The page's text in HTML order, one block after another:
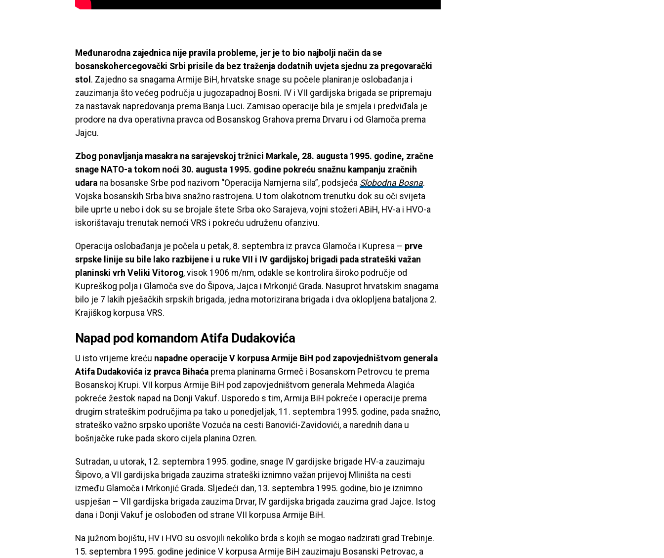
Međunarodna zajednica nije pravila probleme, jer je to bio najbolji način da se
bosanskohercegovački Srbi prisile da bez traženja dodatnih uvjeta sjednu za pregovarački
stol . Zajedno sa snagama Armije BiH, hrvatske snage su počele planiranje oslobađanja i
zauzimanja što većeg područja u jugozapadnoj Bosni. IV i VII gardijska brigada se pripremaju
za nastavak napredovanja prema Banja Luci. Zamisao operacije bila je smjela i predviđala je
prodore na dva operativna pravca od Bosanskog Grahova prema Drvaru i od Glamoča prema
Jajcu.
Zbog ponavljanja masakra na sarajevskoj tržnici Markale, 28. augusta 1995. godine, zračne
snage NATO-a tokom noći 30. augusta 1995. godine pokreću snažnu kampanju zračnih
udara na bosanske Srbe pod nazivom “Operacija Namjerna sila”, podsjeća Slobodna Bosna.
Vojska bosanskih Srba biva snažno rastrojena. U tom olakotnom trenutku dok su oči svijeta
bile uprte u nebo i dok su se brojale štete Srba oko Sarajeva, vojni stožeri ABiH, HV-a i HVO-a
iskorištavaju trenutak nemoći VRS i pokreću udruženu ofanzivu.
Operacija oslobađanja je počela u petak, 8. septembra iz pravca Glamoča i Kupresa – prve
srpske linije su bile lako razbijene i u ruke VII i IV gardijskoj brigadi pada strateški važan
planinski vrh Veliki Vitorog, visok 1906 m/nm, odakle se kontrolira široko područje od
Kupreškog polja i Glamoča sve do Šipova, Jajca i Mrkonjić Grada. Nasuprot hrvatskim snagama
bilo je 7 lakih pješačkih srpskih brigada, jedna motorizirana brigada i dva oklopljena bataljona 2.
Krajiškog korpusa VRS.
Napad pod komandom Atifa Dudakovića
U isto vrijeme kreću napadne operacije V korpusa Armije BiH pod zapovjedništvom generala
Atifa Dudakovića iz pravca Bihaća prema planinama Grmeč i Bosanskom Petrovcu te prema
Bosanskoj Krupi. VII korpus Armije BiH pod zapovjedništvom generala Mehmeda Alagića
pokreće žestok napad na Donji Vakuf. Usporedo s tim, Armija BiH pokreće i operacije prema
drugim strateškim područjima pa tako u ponedjeljak, 11. septembra 1995. godine, pada snažno,
strateško važno srpsko uporište Vozuća na cesti Banovići-Zavidovići, a narednih dana u
bošnjačke ruke pada skoro cijela planina Ozren.
Sutradan, u utorak, 12. septembra 1995. godine, snage IV gardijske brigade HV-a zauzimaju
Šipovo, a VII gardijska brigada zauzima strateški iznimno važan prijevoj Mliništa na cesti
između Glamoča i Mrkonjić Grada. Sljedeći dan, 13. septembra 1995. godine, bio je iznimno
uspješan – VII gardijska brigada zauzima Drvar, IV gardijska brigada zauzima grad Jajce. Istog
dana i Donji Vakuf je oslobođen od strane VII korpusa Armije BiH.
Na južnom bojištu, HV i HVO su osvojili nekoliko brda s kojih se mogao nadzirati grad Trebinje.
15. septembra 1995. godine jedinice V korpusa Armije BiH zauzimaju Bosanski Petrovac, a